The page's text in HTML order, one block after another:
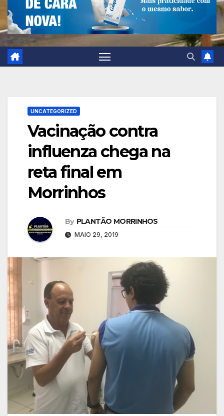
UNCATEGORIZED
Vacinação contra
influenza chega na
reta final em
Morrinhos
By PLANTÃO MORRINHOS
MAIO 29, 2019